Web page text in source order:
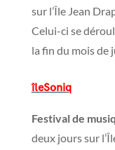
sur l’Île Jean
Celui-ci se
la fin du mois de
îleSoniq
Festival de
deux jours sur